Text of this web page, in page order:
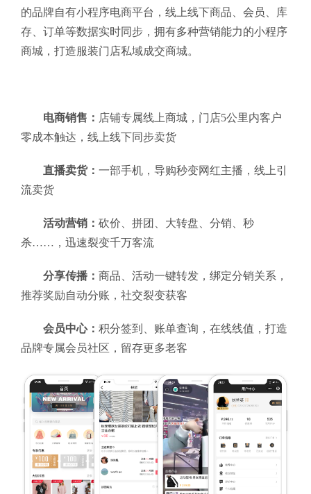
的品牌自有小程序电商平台，线上线下商品、会员、库
存、订单等数据实时同步，拥有多种营销能力的小程序
商城，打造服装门店私域成交商城。
电商销售： 店铺专属线上商城，门店5公里内客户
零成本触达，线上线下同步卖货
直播卖货： 一部手机，导购秒变网红主播，线上引
流卖货
活动营销： 砍价、拼团、大转盘、分销、秒
杀……，迅速裂变千万客流
分享传播： 商品、活动一键转发，绑定分销关系，
推荐奖励自动分账，社交裂变获客
会员中心： 积分签到、账单查询，在线线值，打造
品牌专属会员社区，留存更多老客